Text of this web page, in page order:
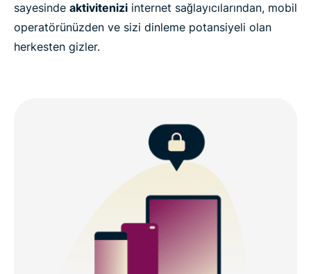
sayesinde aktivitenizi internet sağlayıcılarından, mobil
operatörünüzden ve sizi dinleme potansiyeli olan
herkesten gizler.